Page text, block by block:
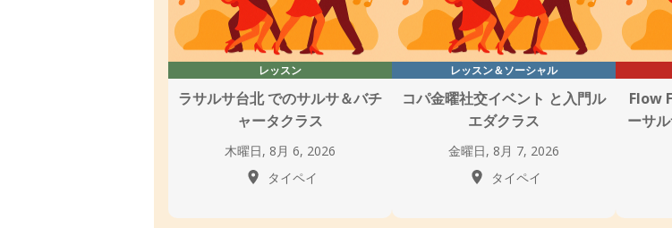
レッスン
ラサルサ台北 でのサルサ＆バチ
ャータクラス
木曜日, 8月 6, 2026
タイペイ
レッスン＆ソーシャル
コパ金曜社交イベント と入門ル
エダクラス
金曜日, 8月 7, 2026
タイペイ
Flow
ーサ